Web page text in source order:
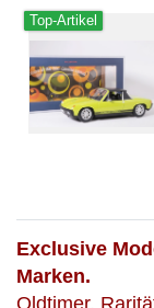
Top-Artikel
Exclusive
Marken.